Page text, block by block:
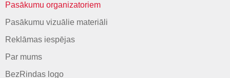
Pasākumu organizatoriem
Pasākumu vizuālie materiāli
Reklāmas iespējas
Par mums
BezRindas logo